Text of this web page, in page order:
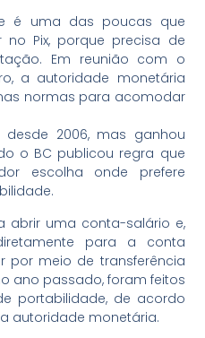
é uma das poucas que
Pix, porque precisa de
Em reunião com o
a autoridade monetária
normas para acomodar
2006, mas ganhou
o BC publicou regra que
escolha onde prefere
abrir uma conta-salário e,
para a conta
por meio de transferência
ano passado, foram feitos
portabilidade, de acordo
autoridade monetária.